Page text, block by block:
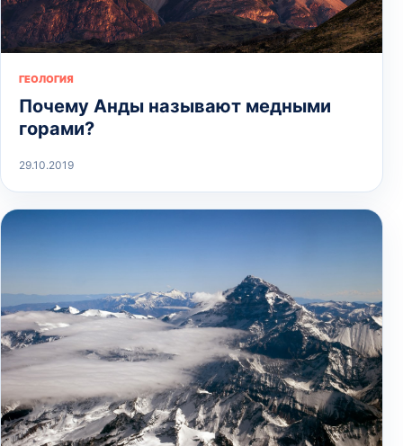
ГЕОЛОГИЯ
Почему Анды называют медными
горами?
29.10.2019